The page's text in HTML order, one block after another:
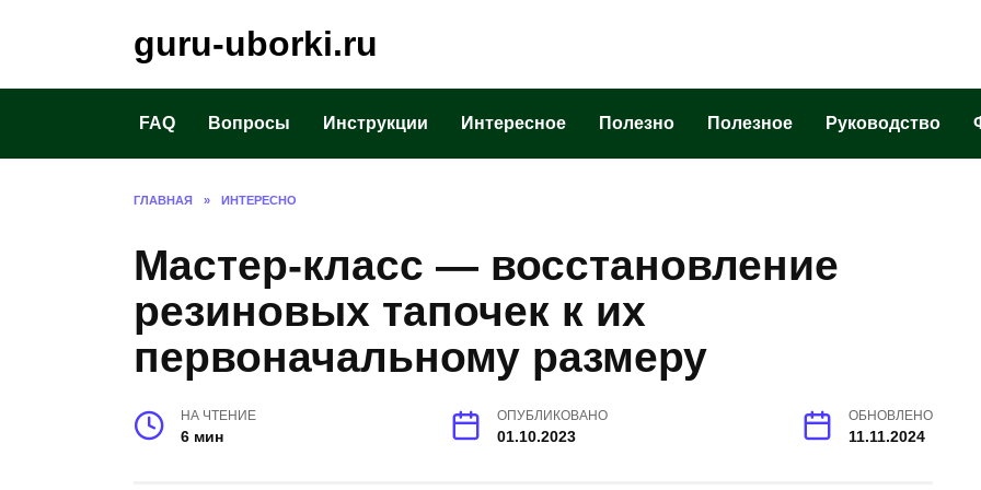
guru-uborki.ru
FAQ Вопросы Инструкции Интересное Полезно Полезное Руководство
ГЛАВНАЯ » ИНТЕРЕСНО
Мастер-класс — восстановление
резиновых тапочек к их
первоначальному размеру
НА ЧТЕНИЕ
6 мин
ОПУБЛИКОВАНО
01.10.2023
ОБНОВЛЕНО
11.11.2024